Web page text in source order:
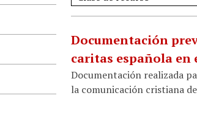
Documentación
caritas española en
Documentación realizada
la comunicación cristiana